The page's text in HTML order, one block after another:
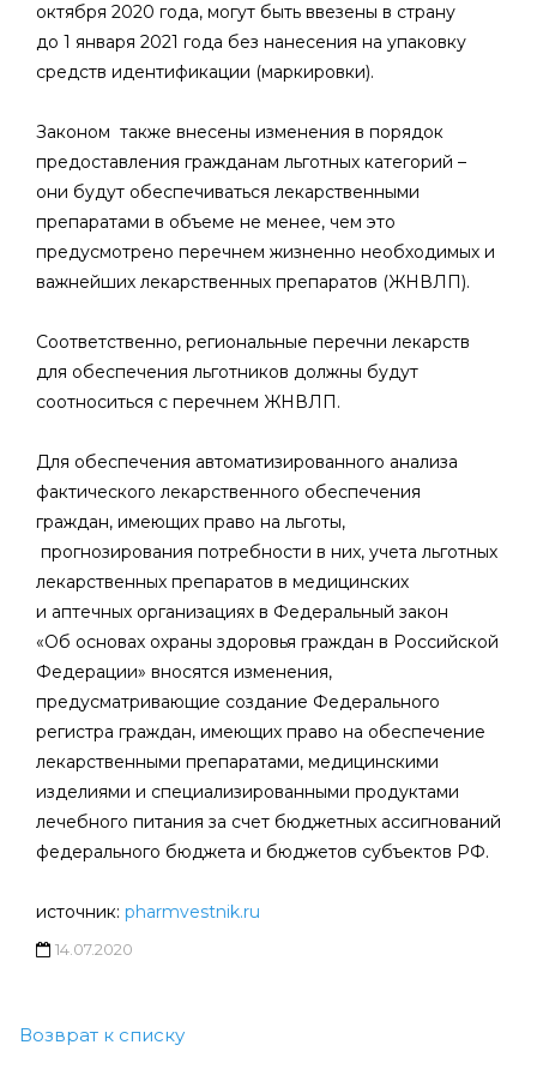
октября 2020 года, могут быть ввезены в страну
до 1 января 2021 года без нанесения на упаковку
средств идентификации (маркировки).
Законом также внесены изменения в порядок
предоставления гражданам льготных категорий –
они будут обеспечиваться лекарственными
препаратами в объеме не менее, чем это
предусмотрено перечнем жизненно необходимых и
важнейших лекарственных препаратов (ЖНВЛП).
Соответственно, региональные перечни лекарств
для обеспечения льготников должны будут
соотноситься с перечнем ЖНВЛП.
Для обеспечения автоматизированного анализа
фактического лекарственного обеспечения
граждан, имеющих право на льготы,
прогнозирования потребности в них, учета льготных
лекарственных препаратов в медицинских
и аптечных организациях в Федеральный закон
«Об основах охраны здоровья граждан в Российской
Федерации» вносятся изменения,
предусматривающие создание Федерального
регистра граждан, имеющих право на обеспечение
лекарственными препаратами, медицинскими
изделиями и специализированными продуктами
лечебного питания за счет бюджетных ассигнований
федерального бюджета и бюджетов субъектов РФ.
источник: pharmvestnik.ru
14.07.2020
Возврат к списку